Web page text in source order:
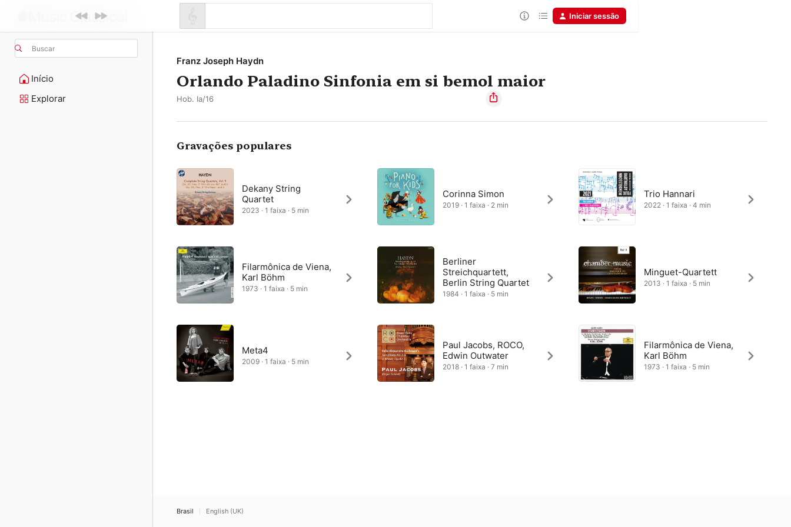
Buscar
Início
Explorar
Iniciar sessão
Franz Joseph Haydn
Orlando Paladino Sinfonia em si bemol maior
Hob. Ia/16
Gravações populares
Dekany String
Quartet
2023 · 1 faixa · 5 min
Filarmônica de Viena,
Karl Böhm
1973 · 1 faixa · 5 min
Meta4
2009 · 1 faixa · 5 min
Corinna Simon
2019 · 1 faixa · 2 min
Berliner
Streichquartett,
Berlin String Quartet
1984 · 1 faixa · 5 min
Paul Jacobs, ROCO,
Edwin Outwater
2018 · 1 faixa · 7 min
Trio Hannari
2022 · 1 faixa · 4 min
Minguet-Quartett
2013 · 1 faixa · 5 min
Filarmônica de Viena,
Karl Böhm
1973 · 1 faixa · 5 min
Brasil English (UK)